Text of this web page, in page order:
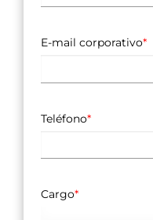
E-mail corporativo*
Teléfono*
Cargo*